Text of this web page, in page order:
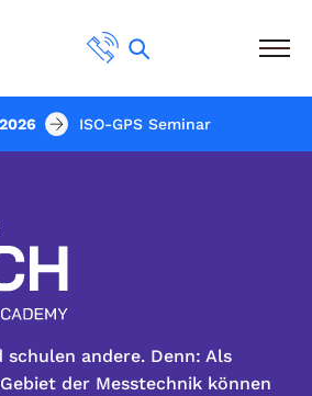
ISO-GPS Seminar
andere. Denn: Als
der Messtechnik können